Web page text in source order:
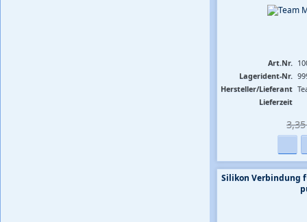
Art.Nr.
Lagerident-Nr.
Hersteller/Lieferant
Lieferzeit
3,35
Silikon Verbindung